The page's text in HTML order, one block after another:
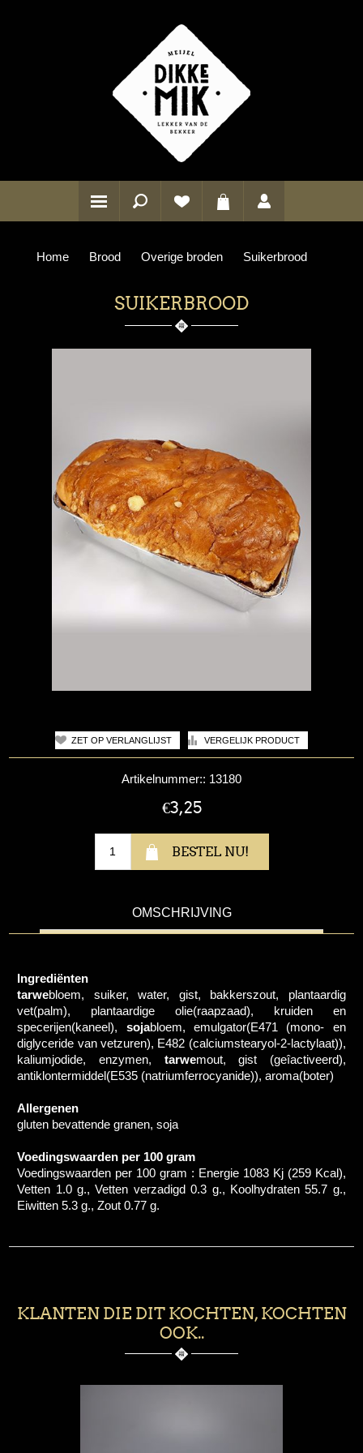
Home Brood Overige broden Suikerbrood
SUIKERBROOD
Artikelnummer:: 13180
€3,25
OMSCHRIJVING
Ingrediënten
tarwebloem, suiker, water, gist, bakkerszout, plantaardig
vet(palm), plantaardige olie(raapzaad), kruiden en
specerijen(kaneel), sojabloem, emulgator(E471 (mono- en
diglyceride van vetzuren), E482 (calciumstearyol-2-lactylaat)),
kaliumjodide, enzymen, tarwemout, gist (geîactiveerd),
antiklontermiddel(E535 (natriumferrocyanide)), aroma(boter)
Allergenen
gluten bevattende granen, soja
Voedingswaarden per 100 gram
Voedingswaarden per 100 gram : Energie 1083 Kj (259 Kcal),
Vetten 1.0 g., Vetten verzadigd 0.3 g., Koolhydraten 55.7 g.,
Eiwitten 5.3 g., Zout 0.77 g.
KLANTEN DIE DIT KOCHTEN, KOCHTEN
OOK..